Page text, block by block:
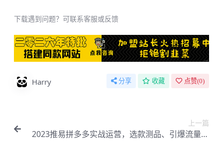
下载遇到问题？可联系客服或反馈
Harry 分享 收藏 点赞(0)
上一篇
2023推易拼多多实战运营，选款测品、引爆流量、